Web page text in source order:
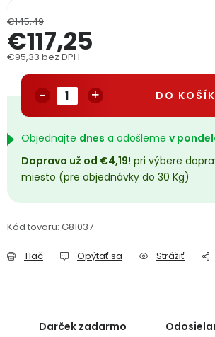
Podmienky ochrany osobných údajov
Přihlášení
€145,49
€117,25
€95,33 bez DPH
DO
Objednajte dnes a odošleme v
Doprava už od €4,19! pri výbere
miesto (pre objednávky do 30 Kg)
Kód tovaru: G81037
Tlač Opýtať sa Strážiť
Darček zadarmo